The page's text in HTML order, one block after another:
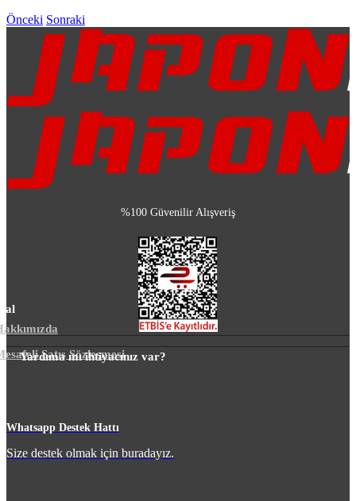
Önceki Sonraki
%100 Güvenilir Alışveriş
Satış Sözleşmesi
Yardıma mı ihtiyacınız var?
Whatsapp Destek Hattı
Size destek olmak için buradayız.